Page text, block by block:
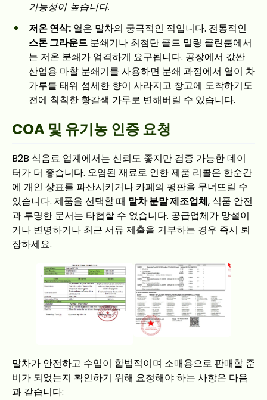
가능성이 높습니다.
저온 연삭: 열은 말차의 궁극적인 적입니다. 전통적인
스톤 그라운드 분쇄기나 최첨단 콜드 밀링 클린룸에서
는 저온 분쇄가 엄격하게 요구됩니다. 공장에서 값싼
산업용 마찰 분쇄기를 사용하면 분쇄 과정에서 열이 차
가루를 태워 섬세한 향이 사라지고 창고에 도착하기도
전에 칙칙한 황갈색 가루로 변해버릴 수 있습니다.
COA 및 유기농 인증 요청
B2B 식음료 업계에서는 신뢰도 좋지만 검증 가능한 데이
터가 더 좋습니다. 오염된 재료로 인한 제품 리콜은 한순간
에 개인 상표를 파산시키거나 카페의 평판을 무너뜨릴 수
있습니다. 제품을 선택할 때 말차 분말 제조업체, 식품 안전
과 투명한 문서는 타협할 수 없습니다. 공급업체가 망설이
거나 변명하거나 최근 서류 제출을 거부하는 경우 즉시 퇴
장하세요.
말차가 안전하고 수입이 합법적이며 소매용으로 판매할 준
비가 되었는지 확인하기 위해 요청해야 하는 사항은 다음
과 같습니다: